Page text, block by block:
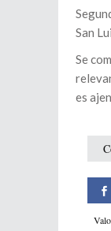
San
Se
es